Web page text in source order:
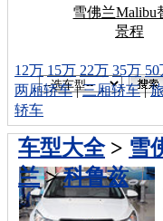
雪佛兰Malibu
景程
12万 15万 22万 35万
两厢轿车|三厢轿车|
轿车
车型大全> 雪
兰>科鲁兹